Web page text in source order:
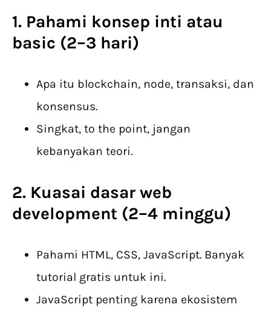
1. Pahami konsep inti atau
basic (2–3 hari)
Apa itu blockchain, node, transaksi, dan
konsensus.
Singkat, to the point, jangan
kebanyakan teori.
2. Kuasai dasar web
development (2–4 minggu)
Pahami HTML, CSS, JavaScript. Banyak
tutorial gratis untuk ini.
JavaScript penting karena ekosistem